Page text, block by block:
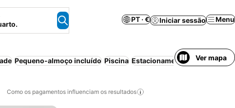
PT · € Iniciar sessão Menu
Pequeno-almoço incluído Piscina Estacionamento Praia
Ver mapa
Como os pagamentos influenciam os resultados